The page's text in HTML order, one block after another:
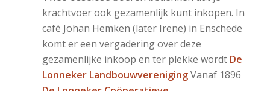
krachtvoer ook gezamenlijk kunt inkopen. In
café Johan Hemken (later Irene) in Enschede
komt er een vergadering over deze
gezamenlijke inkoop en ter plekke wordt De
Lonneker LandbouwverenigingVanaf 1896